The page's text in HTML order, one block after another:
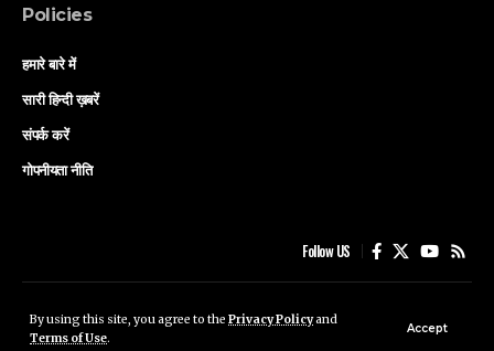
By using this site, you agree to the Privacy Policyand
Terms of Use.
Accept
Policies
हमारे बारे में
सारी हिन्दी ख़बरें
संपर्क करें
गोपनीयता नीति
Follow US
© Saffron Sleuth Media .All Rights Reserved.
सारी हिन्दी ख़बरें संपर्क करें गोपनीयता नीति